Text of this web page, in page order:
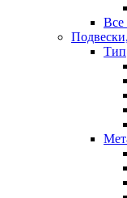
Все
Тип